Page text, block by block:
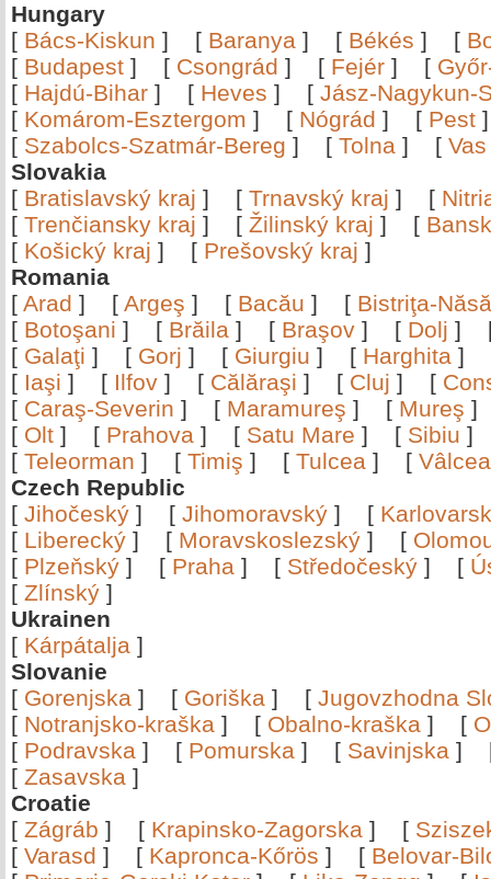
Hungary
[ Bács-Kiskun ] [ Baranya ] [ Békés ] [
[ Budapest ] [ Csongrád ] [ Fejér ] [
[ Hajdú-Bihar ] [ Heves ] [ Jász-Nagykun-
[ Komárom-Esztergom ] [ Nógrád ] [ Pest
[ Szabolcs-Szatmár-Bereg ] [ Tolna ] [ Vas
Slovakia
[ Bratislavský kraj ] [ Trnavský kraj ] [
[ Trenčiansky kraj ] [ Žilinský kraj ] [
[ Košický kraj ] [ Prešovský kraj ]
Romania
[ Arad ] [ Argeş ] [ Bacău ] [ Bistriţa-
[ Botoşani ] [ Brăila ] [ Braşov ] [ Dolj ]
[ Galaţi ] [ Gorj ] [ Giurgiu ] [ Harghita ]
[ Iaşi ] [ Ilfov ] [ Călăraşi ] [ Cluj ] [
[ Caraş-Severin ] [ Maramureş ] [ Mureş
[ Olt ] [ Prahova ] [ Satu Mare ] [ Sibiu
[ Teleorman ] [ Timiş ] [ Tulcea ] [
Czech Republic
[ Jihočeský ] [ Jihomoravský ] [
[ Liberecký ] [ Moravskoslezský ] [
[ Plzeňský ] [ Praha ] [ Středočeský ] [
[ Zlínský ]
Ukrainen
[ Kárpátalja ]
Slovanie
[ Gorenjska ] [ Goriška ] [ Jugovzhodna
[ Notranjsko-kraška ] [ Obalno-kraška ] [
[ Podravska ] [ Pomurska ] [ Savinjska ]
[ Zasavska ]
Croatie
[ Zágráb ] [ Krapinsko-Zagorska ] [
[ Varasd ] [ Kapronca-Kőrös ] [ Belovar-